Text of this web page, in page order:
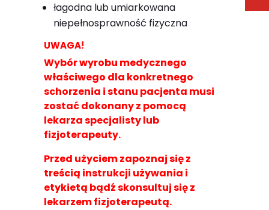
łagodna lub umiarkowana
niepełnosprawność fizyczna
UWAGA!
Wybór wyrobu medycznego
właściwego dla konkretnego
schorzenia i stanu pacjenta musi
zostać dokonany z pomocą
lekarza specjalisty lub
fizjoterapeuty.
Przed użyciem zapoznaj się z
treścią instrukcji używania i
etykietą bądź skonsultuj się z
lekarzem fizjoterapeutą.